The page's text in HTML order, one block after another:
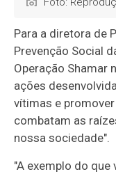
Para a diretora de
Prevenção Social
Operação Shamar
ações
vítimas e
combatam as
nossa sociedade".
"A exemplo do